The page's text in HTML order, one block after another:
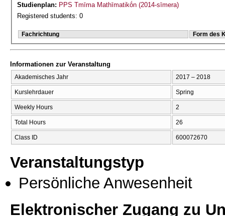
Studienplan: PPS Tmīma Mathīmatikṓn (2014-sīmera)
Registered students: 0
Fachrichtung Form des
Informationen zur Veranstaltung
Akademisches Jahr 2017 – 2018
Kurslehrdauer Spring
Weekly Hours 2
Total Hours 26
Class ID 600072670
Veranstaltungstyp
Persönliche Anwesenheit
Elektronischer Zugang zu